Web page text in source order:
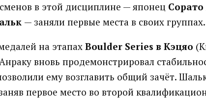
в этой дисциплине — японец
— заняли первые места в своих группах.
на этапах Boulder Series в Кэцяо
вновь продемонстрировал
ему возглавить общий зачёт.
первое место во второй